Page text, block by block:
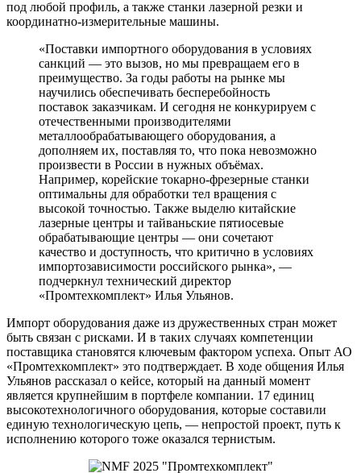
под любой профиль, а также станки лазерной резки и
координатно-измерительные машины.
«Поставки импортного оборудования в условиях
санкций — это вызов, но мы превращаем его в
преимущество. За годы работы на рынке мы
научились обеспечивать бесперебойность
поставок заказчикам. И сегодня не конкурируем с
отечественными производителями
металлообрабатывающего оборудования, а
дополняем их, поставляя то, что пока невозможно
произвести в России в нужных объёмах.
Например, корейские токарно-фрезерные станки
оптимальны для обработки тел вращения с
высокой точностью. Также выделю китайские
лазерные центры и тайваньские пятиосевые
обрабатывающие центры — они сочетают
качество и доступность, что критично в условиях
импортозависимости российского рынка», —
подчеркнул технический директор
«Промтехкомплект» Илья Ульянов.
Импорт оборудования даже из дружественных стран может
быть связан с рисками. И в таких случаях компетенции
поставщика становятся ключевым фактором успеха. Опыт АО
«Промтехкомплект» это подтверждает. В ходе общения Илья
Ульянов рассказал о кейсе, который на данный момент
является крупнейшим в портфеле компании. 17 единиц
высокотехнологичного оборудования, которые составили
единую технологическую цепь, — непростой проект, путь к
исполнению которого тоже оказался тернистым.